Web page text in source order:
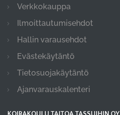
Verkkokauppa
Ilmoittautumisehdot
Hallin varausehdot
Evästekäytäntö
Tietosuojakäytäntö
Ajanvarauskalenteri